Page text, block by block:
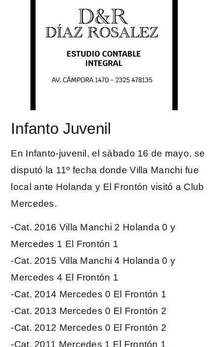
Infanto Juvenil
En Infanto-juvenil, el sábado 16 de mayo, se
disputó la 11º fecha donde Villa Manchi fue
local ante Holanda y El Frontón visitó a Club
Mercedes.
-Cat. 2016 Villa Manchi 2 Holanda 0 y
Mercedes 1 El Frontón 1
-Cat. 2015 Villa Manchi 4 Holanda 0 y
Mercedes 4 El Frontón 1
-Cat. 2014 Mercedes 0 El Frontón 1
-Cat. 2013 Mercedes 0 El Frontón 2
-Cat. 2012 Mercedes 0 El Frontón 2
-Cat. 2011 Mercedes 1 El Frontón 1